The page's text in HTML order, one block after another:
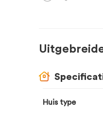
Huis type